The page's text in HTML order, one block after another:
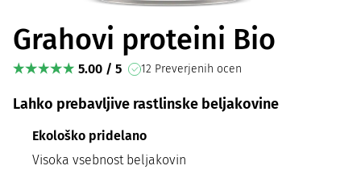
Grahovi proteini Bio
5.00 / 5 12 Preverjenih ocen
Lahko prebavljive rastlinske beljakovine
Ekološko pridelano
Visoka vsebnost beljakovin